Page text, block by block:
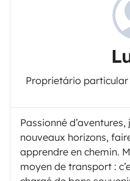
Proprietário particular
Passionné
nouveaux horizons,
apprendre en chemin.
moyen de transport :